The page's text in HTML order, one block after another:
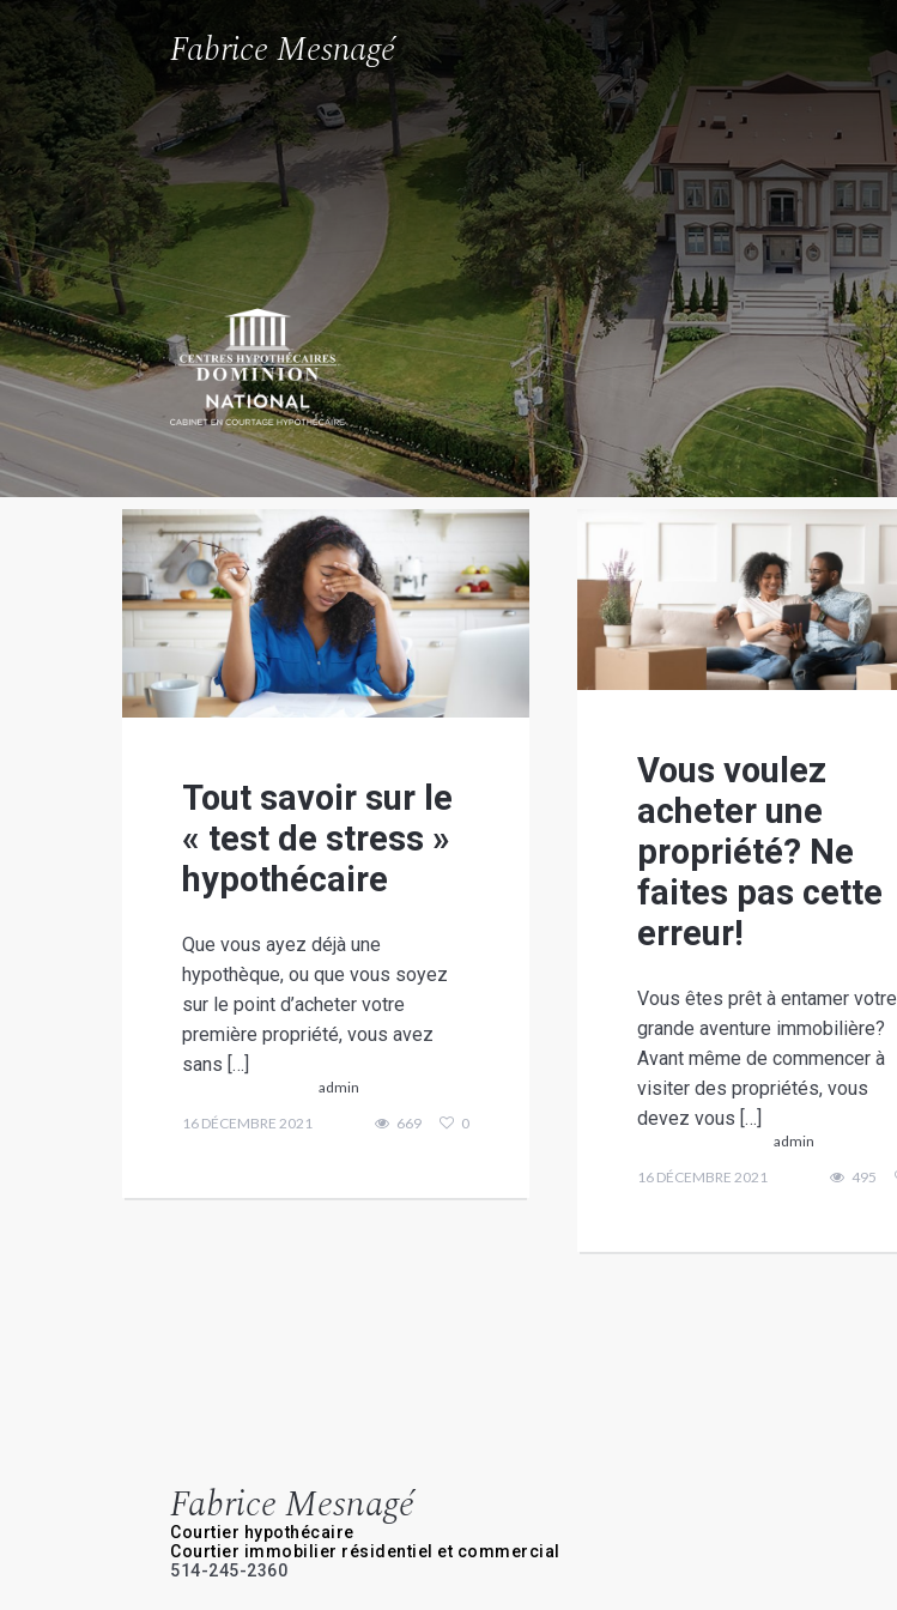
Fabrice Mesnagé
Blog
posts
Tout savoir sur le
« test de stress »
hypothécaire
Que vous ayez déjà une
hypothèque, ou que vous soyez
sur le point d’acheter votre
première propriété, vous avez
sans […]
admin
16 DÉCEMBRE 2021
669 0
Vous voulez
acheter une
propriété? Ne
faites pas cette
erreur!
Vous êtes prêt à entamer votre
grande aventure immobilière?
Avant même de commencer à
visiter des propriétés, vous
devez vous […]
admin
16 DÉCEMBRE 2021
495
Fabrice Mesnagé
Courtier hypothécaire
Courtier immobilier résidentiel et commercial
514-245-2360